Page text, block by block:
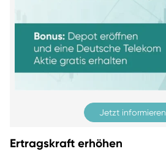
Jetzt informieren
Ertragskraft erhöhen